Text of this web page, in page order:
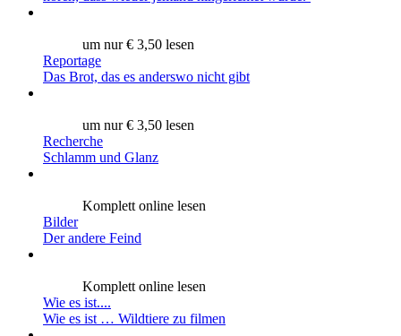
um nur € 3,50 lesen
Reportage
Das Brot, das es anderswo nicht gibt
um nur € 3,50 lesen
Recherche
Schlamm und Glanz
Komplett online lesen
Bilder
Der andere Feind
Komplett online lesen
Wie es ist....
Wie es ist … Wildtiere zu filmen